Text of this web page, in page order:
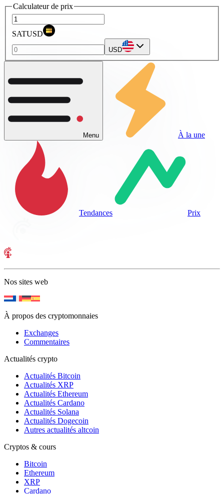
Calculateur de prix
SATUSD
USD
Menu À la une
Tendances Prix
Nos sites web
À propos des cryptomonnaies
Exchanges
Commentaires
Actualités crypto
Actualités Bitcoin
Actualités XRP
Actualités Ethereum
Actualités Cardano
Actualités Solana
Actualités Dogecoin
Autres actualités altcoin
Cryptos & cours
Bitcoin
Ethereum
XRP
Cardano